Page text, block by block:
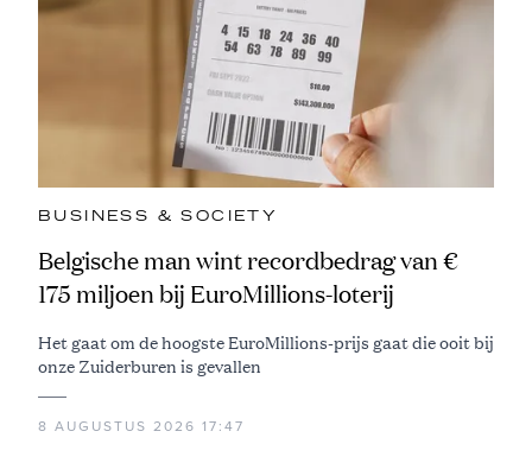
BUSINESS & SOCIETY
Belgische man wint recordbedrag van €
175 miljoen bij EuroMillions-loterij
Het gaat om de hoogste EuroMillions-prijs gaat die ooit bij
onze Zuiderburen is gevallen
8 AUGUSTUS 2026 17:47